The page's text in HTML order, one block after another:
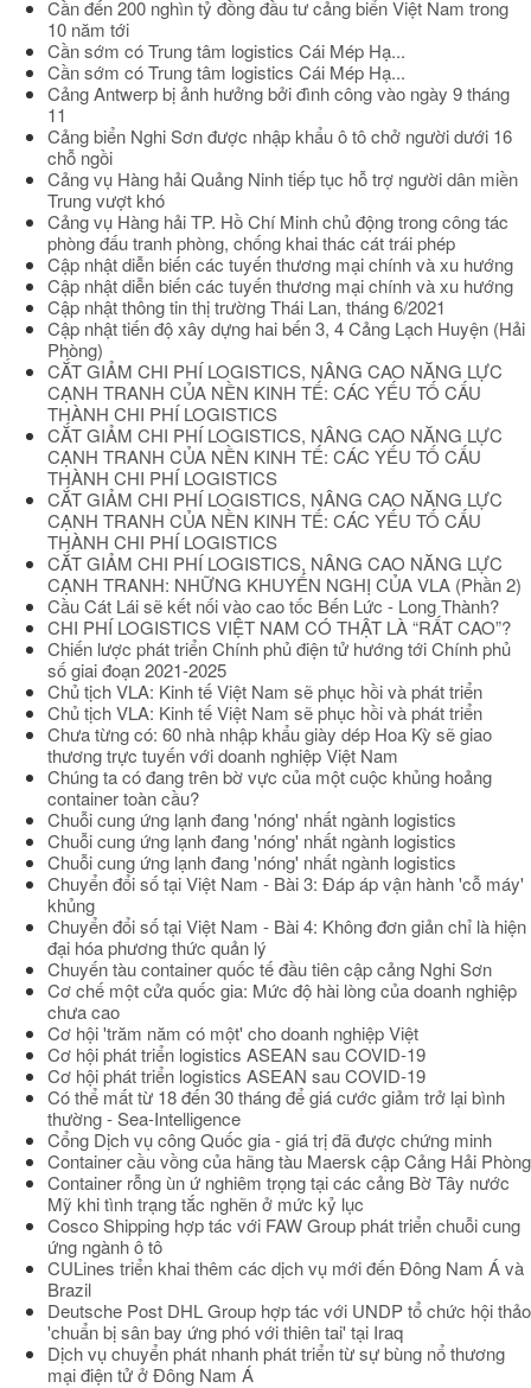
Cần đến 200 nghìn tỷ đồng đầu tư cảng biển Việt Nam trong
10 năm tới
Cần sớm có Trung tâm logistics Cái Mép Hạ...
Cần sớm có Trung tâm logistics Cái Mép Hạ...
Cảng Antwerp bị ảnh hưởng bởi đình công vào ngày 9 tháng
11
Cảng biển Nghi Sơn được nhập khẩu ô tô chở người dưới 16
chỗ ngồi
Cảng vụ Hàng hải Quảng Ninh tiếp tục hỗ trợ người dân miền
Trung vượt khó
Cảng vụ Hàng hải TP. Hồ Chí Minh chủ động trong công tác
phòng đấu tranh phòng, chống khai thác cát trái phép
Cập nhật diễn biến các tuyến thương mại chính và xu hướng
Cập nhật diễn biến các tuyến thương mại chính và xu hướng
Cập nhật thông tin thị trường Thái Lan, tháng 6/2021
Cập nhật tiến độ xây dựng hai bến 3, 4 Cảng Lạch Huyện (Hải
Phòng)
CẮT GIẢM CHI PHÍ LOGISTICS, NÂNG CAO NĂNG LỰC
CẠNH TRANH CỦA NỀN KINH TẾ: CÁC YẾU TỐ CẤU
THÀNH CHI PHÍ LOGISTICS
CẮT GIẢM CHI PHÍ LOGISTICS, NÂNG CAO NĂNG LỰC
CẠNH TRANH CỦA NỀN KINH TẾ: CÁC YẾU TỐ CẤU
THÀNH CHI PHÍ LOGISTICS
CẮT GIẢM CHI PHÍ LOGISTICS, NÂNG CAO NĂNG LỰC
CẠNH TRANH CỦA NỀN KINH TẾ: CÁC YẾU TỐ CẤU
THÀNH CHI PHÍ LOGISTICS
CẮT GIẢM CHI PHÍ LOGISTICS, NÂNG CAO NĂNG LỰC
CẠNH TRANH: NHỮNG KHUYẾN NGHỊ CỦA VLA (Phần 2)
Cầu Cát Lái sẽ kết nối vào cao tốc Bến Lức - Long Thành?
CHI PHÍ LOGISTICS VIỆT NAM CÓ THẬT LÀ “RẤT CAO”?
Chiến lược phát triển Chính phủ điện tử hướng tới Chính phủ
số giai đoạn 2021-2025
Chủ tịch VLA: Kinh tế Việt Nam sẽ phục hồi và phát triển
Chủ tịch VLA: Kinh tế Việt Nam sẽ phục hồi và phát triển
Chưa từng có: 60 nhà nhập khẩu giày dép Hoa Kỳ sẽ giao
thương trực tuyến với doanh nghiệp Việt Nam
Chúng ta có đang trên bờ vực của một cuộc khủng hoảng
container toàn cầu?
Chuỗi cung ứng lạnh đang 'nóng' nhất ngành logistics
Chuỗi cung ứng lạnh đang 'nóng' nhất ngành logistics
Chuỗi cung ứng lạnh đang 'nóng' nhất ngành logistics
Chuyển đổi số tại Việt Nam - Bài 3: Đáp áp vận hành 'cỗ máy'
khủng
Chuyển đổi số tại Việt Nam - Bài 4: Không đơn giản chỉ là hiện
đại hóa phương thức quản lý
Chuyến tàu container quốc tế đầu tiên cập cảng Nghi Sơn
Cơ chế một cửa quốc gia: Mức độ hài lòng của doanh nghiệp
chưa cao
Cơ hội 'trăm năm có một' cho doanh nghiệp Việt
Cơ hội phát triển logistics ASEAN sau COVID-19
Cơ hội phát triển logistics ASEAN sau COVID-19
Có thể mất từ 18 đến 30 tháng để giá cước giảm trở lại bình
thường - Sea-Intelligence
Cổng Dịch vụ công Quốc gia - giá trị đã được chứng minh
Container cầu vồng của hãng tàu Maersk cập Cảng Hải Phòng
Container rỗng ùn ứ nghiêm trọng tại các cảng Bờ Tây nước
Mỹ khi tình trạng tắc nghẽn ở mức kỷ lục
Cosco Shipping hợp tác với FAW Group phát triển chuỗi cung
ứng ngành ô tô
CULines triển khai thêm các dịch vụ mới đến Đông Nam Á và
Brazil
Deutsche Post DHL Group hợp tác với UNDP tổ chức hội thảo
'chuẩn bị sân bay ứng phó với thiên tai' tại Iraq
Dịch vụ chuyển phát nhanh phát triển từ sự bùng nổ thương
mại điện tử ở Đông Nam Á